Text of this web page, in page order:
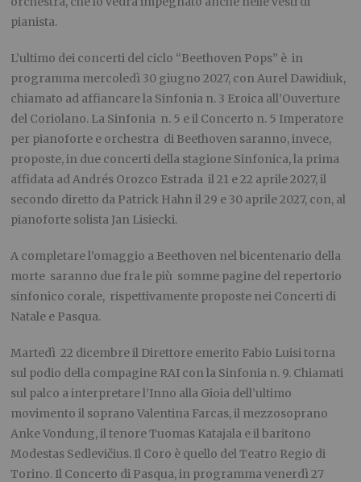
pianista.
L’ultimo dei concerti del ciclo “Beethoven Pops” è in
programma mercoledì 30 giugno 2027, con Aurel Dawidiuk,
chiamato ad affiancare la Sinfonia n. 3 Eroica all’Ouverture
del Coriolano. La Sinfonia n. 5 e il Concerto n. 5 Imperatore
per pianoforte e orchestra di Beethoven saranno, invece,
proposte, in due concerti della stagione Sinfonica, la prima
affidata ad Andrés Orozco Estrada il 21 e 22 aprile 2027, il
secondo diretto da Patrick Hahn il 29 e 30 aprile 2027, con, al
pianoforte solista Jan Lisiecki.
A completare l’omaggio a Beethoven nel bicentenario della
morte saranno due fra le più somme pagine del repertorio
sinfonico corale, rispettivamente proposte nei Concerti di
Natale e Pasqua.
Martedì 22 dicembre il Direttore emerito Fabio Luisi torna
sul podio della compagine RAI con la Sinfonia n. 9. Chiamati
sul palco a interpretare l’Inno alla Gioia dell’ultimo
movimento il soprano Valentina Farcas, il mezzosoprano
Anke Vondung, il tenore Tuomas Katajala e il baritono
Modestas Sedlevičius. Il Coro è quello del Teatro Regio di
Torino. Il Concerto di Pasqua, in programma venerdì 27